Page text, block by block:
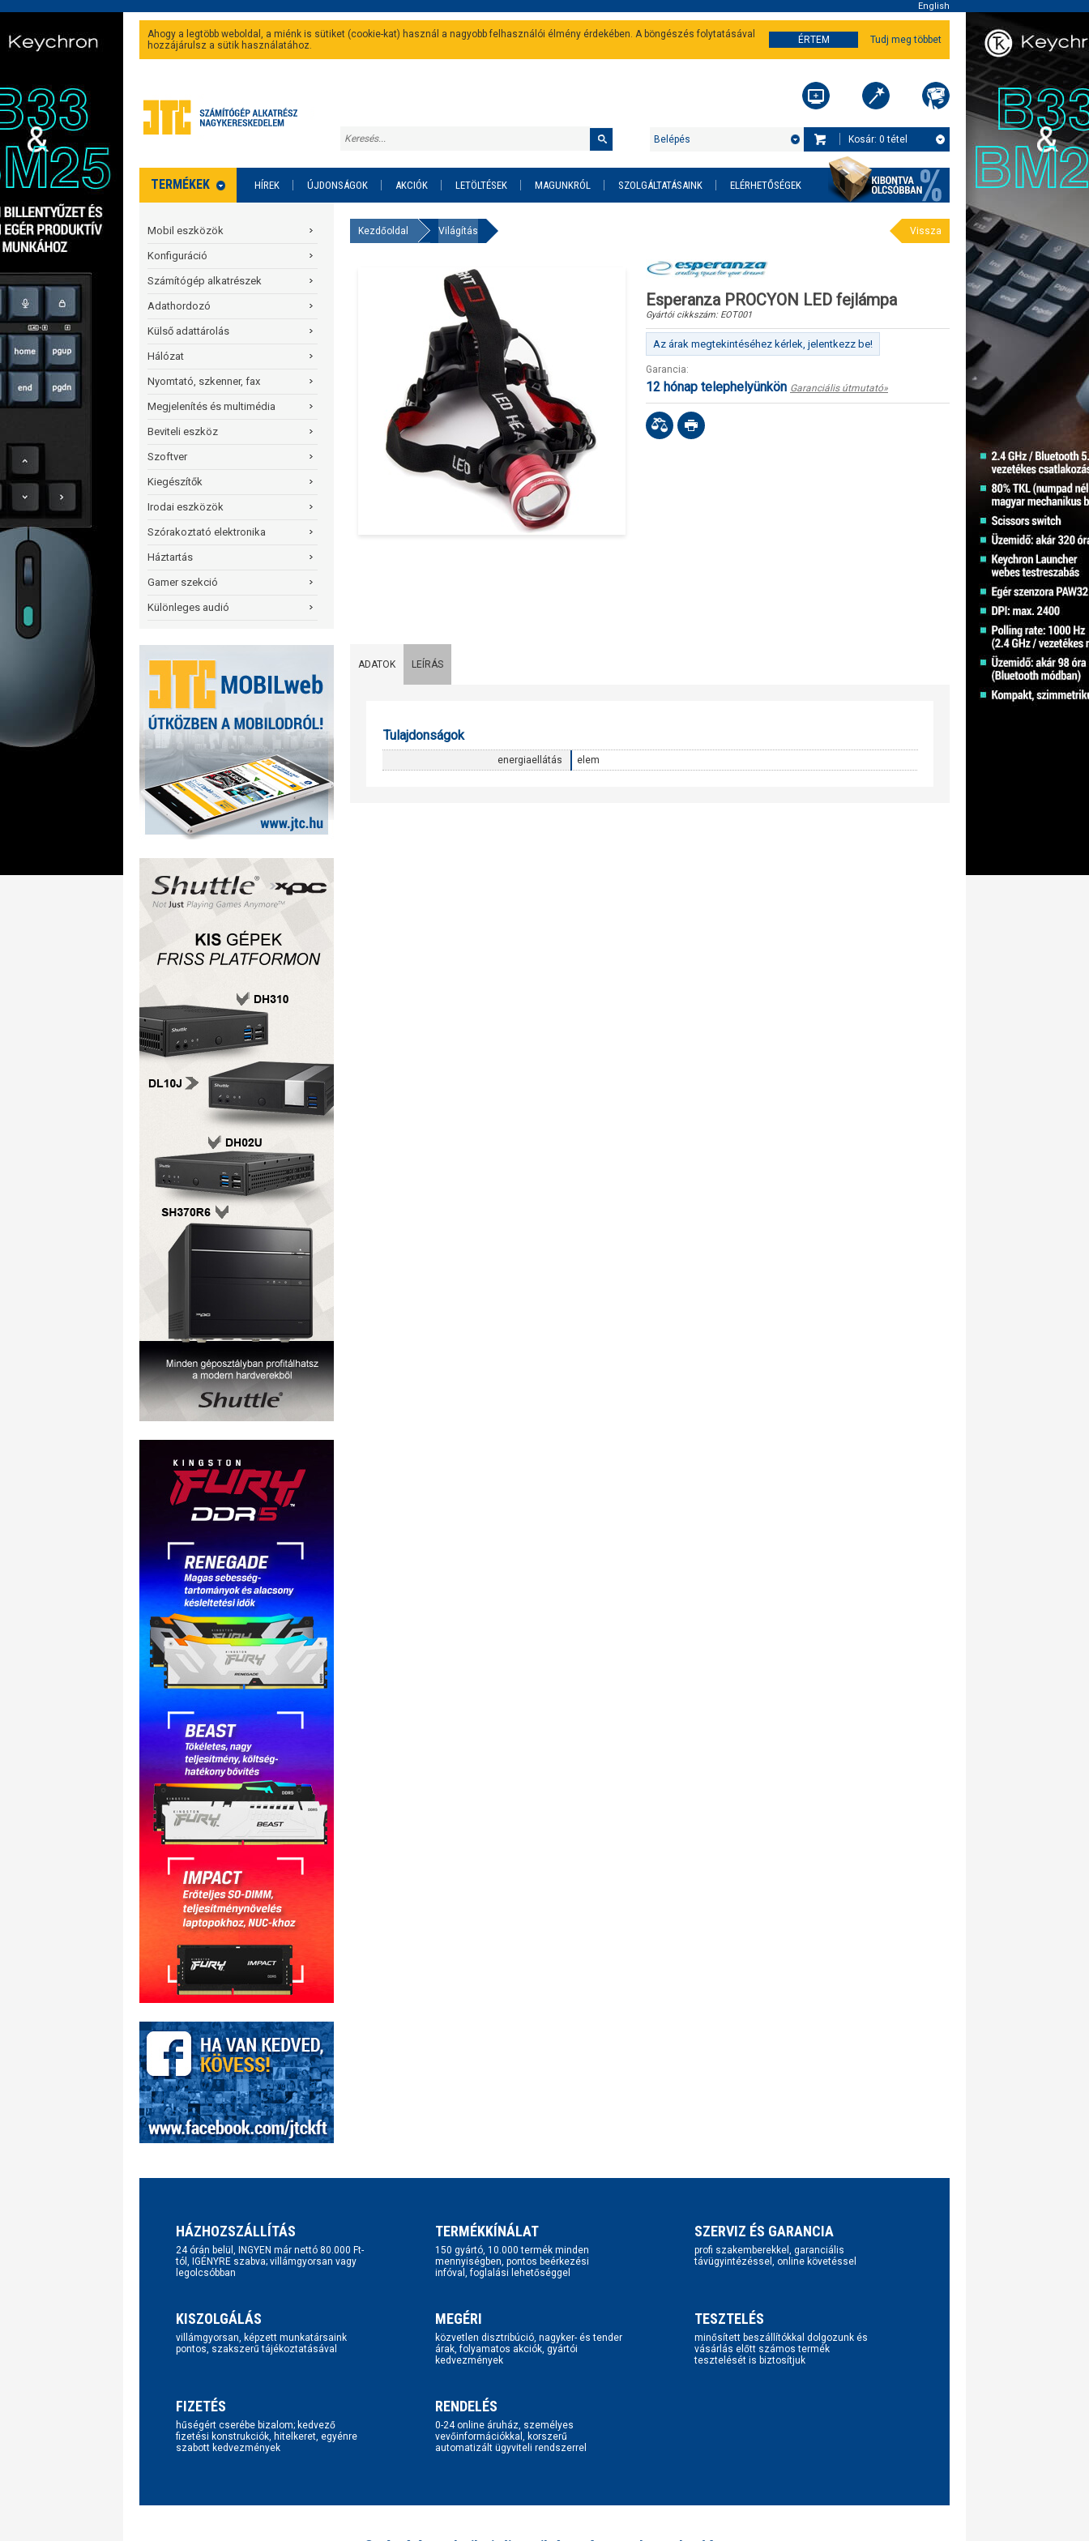
English
Ahogy a legtöbb weboldal, a miénk is sütiket (cookie-kat) használ a nagyobb felhasználói élmény érdekében. A böngészés folytatásával
hozzájárulsz a sütik használatához.
ÉRTEM Tudj meg többet
Kosár: 0 tétel
Belépés
TERMÉKEK HÍREK ÚJDONSÁGOK AKCIÓK LETÖLTÉSEK MAGUNKRÓL SZOLGÁLTATÁSAINK ELÉRHETŐSÉGEK
Mobil eszközök
Konfiguráció
Számítógép alkatrészek
Adathordozó
Külső adattárolás
Hálózat
Nyomtató, szkenner, fax
Megjelenítés és multimédia
Beviteli eszköz
Szoftver
Kiegészítők
Irodai eszközök
Szórakoztató elektronika
Háztartás
Gamer szekció
Különleges audió
Kezdőoldal Világítás Vissza
Esperanza PROCYON LED fejlámpa
Gyártói cikkszám: EOT001
Az árak megtekintéséhez kérlek, jelentkezz be!
Garancia:
12 hónap telephelyünkön Garanciális útmutató»
ADATOK LEÍRÁS
Tulajdonságok
energiaellátás elem
HÁZHOZSZÁLLÍTÁS
24 órán belül, INGYEN már nettó 80.000 Ft-
tól, IGÉNYRE szabva; villámgyorsan vagy
legolcsóbban
TERMÉKKÍNÁLAT
150 gyártó, 10.000 termék minden
mennyiségben, pontos beérkezési
infóval, foglalási lehetőséggel
SZERVIZ ÉS GARANCIA
profi szakemberekkel, garanciális
távügyintézéssel, online követéssel
KISZOLGÁLÁS
villámgyorsan, képzett munkatársaink
pontos, szakszerű tájékoztatásával
MEGÉRI
közvetlen disztribúció, nagyker- és tender
árak, folyamatos akciók, gyártói
kedvezmények
TESZTELÉS
minősített beszállítókkal dolgozunk és
vásárlás előtt számos termék
tesztelését is biztosítjuk
FIZETÉS
hűségért cserébe bizalom; kedvező
fizetési konstrukciók, hitelkeret, egyénre
szabott kedvezmények
RENDELÉS
0-24 online áruház, személyes
vevőinformációkkal, korszerű
automatizált ügyviteli rendszerrel